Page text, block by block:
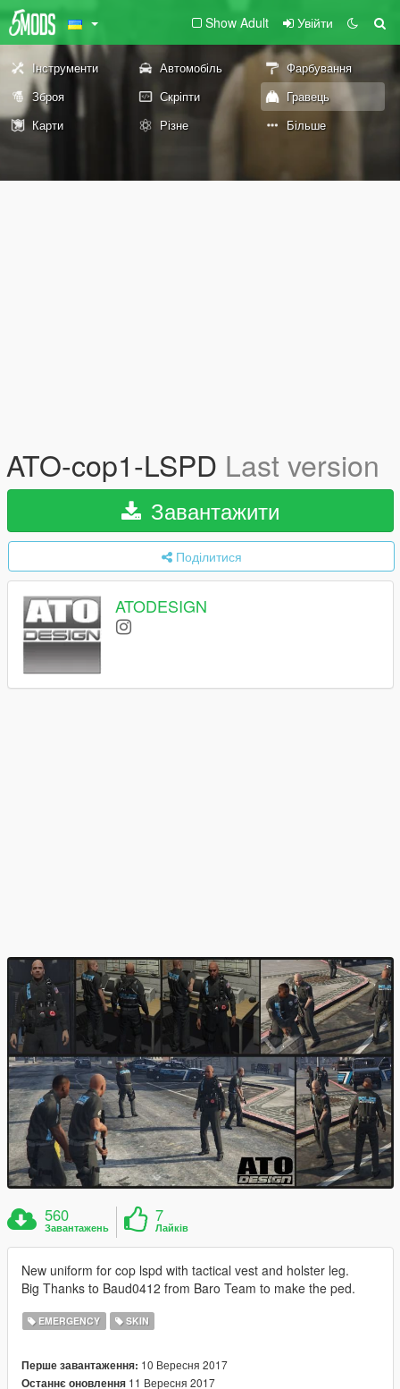
Show Adult Увійти
Інструменти Автомобіль
Фарбування
Зброя
Скріпти
Гравець
Карти
Різне Більше
ATO-cop1-LSPD Last version
Завантажити
Поділитися
ATODESIGN
560
Завантажень
7
Лайків
New uniform for cop lspd with tactical vest and holster leg.
Big Thanks to Baud0412 from Baro Team to make the ped.
EMERGENCY SKIN
Перше завантаження: 10 Вересня 2017
Останнє оновлення 11 Вересня 2017